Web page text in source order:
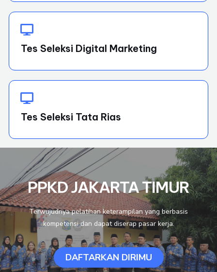
Tes Seleksi Digital Marketing
Tes Seleksi Tata Rias
PPKD JAKARTA TIMUR
Terwujudnya pelatihan keterampilan yang berbasis
kompetensi dan dapat diserap pasar kerja.
DAFTARKAN DIRIMU